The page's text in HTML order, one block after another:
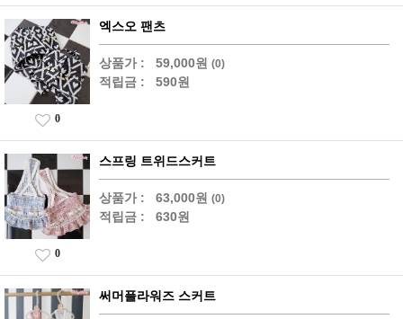
엑스오 팬츠
상품가 : 59,000원 (0)
적립금 : 590원
0
스프링 트위드스커트
상품가 : 63,000원 (0)
적립금 : 630원
0
써머플라워즈 스커트